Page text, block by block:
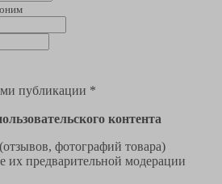
публикации *
контента
фотографий товара)
их предварительной модерации